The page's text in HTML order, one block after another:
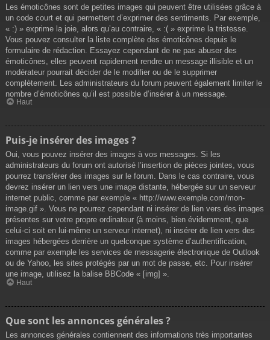
Les émoticônes sont de petites images qui peuvent être utilisées grâce à
un code court et qui permettent d’exprimer des sentiments. Par exemple,
« :) » exprime la joie, alors qu’au contraire, « :( » exprime la tristesse.
Vous pouvez consulter la liste complète des émoticônes depuis le
formulaire de rédaction. Essayez cependant de ne pas abuser des
émoticônes, elles peuvent rapidement rendre un message illisible et un
modérateur pourrait décider de le modifier ou de le supprimer
complètement. Les administrateurs du forum peuvent également limiter le
nombre d’émoticônes qu’il est possible d’insérer à un message.
Haut
Puis-je insérer des images ?
Oui, vous pouvez insérer des images à vos messages. Si les
administrateurs du forum ont autorisé l’insertion de pièces jointes, vous
pourrez transférer des images sur le forum. Dans le cas contraire, vous
devrez insérer un lien vers une image distante, hébergée sur un serveur
internet public, comme par exemple « http://www.exemple.com/mon-
image.gif ». Vous ne pourrez cependant ni insérer de lien vers des images
présentes sur votre propre ordinateur (à moins, bien évidemment, que
celui-ci soit en lui-même un serveur internet), ni insérer de lien vers des
images hébergées derrière un quelconque système d’authentification,
comme par exemple les services de messagerie électronique de Outlook
ou de Yahoo, les sites protégés par un mot de passe, etc. Pour insérer
une image, utilisez la balise BBCode « [img] ».
Haut
Que sont les annonces générales ?
Les annonces générales contiennent des informations très importantes